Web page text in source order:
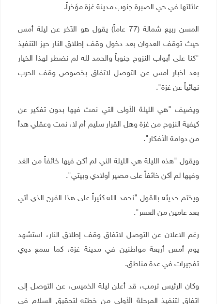
عائلتها في حي الصبرة جنوب مدينة غزة مؤخراً.
المسن ربيع شمالة (77 عاماً) يقول هو الآخر عن ليلة أمس
حيث توقف العدوان بعد دخول وقف إطلاق النار حيز التنفيذ
"كنا على أبواب النزوح جنوباً والحمد لله لم نضطر لهذا الخيار
بعد أخبار أمس عن التوصل لاتفاق بخصوص وقف الحرب
نهائياً عن غزة".
ويضيف "هي الليلة الأولى التي نمت فيها بدون تفكير عن
كيفية النزوح من غزة وهل القرار سليم أم لا، نمت وعقلي هدأ
من دوامة الأفكار".
ويقول "هذه الليلة هي الليلة الني لم أكن فيها خائفاً من الغد
وفيها لم أكن خائفاً على مصير أولادي وبيتي".
ويختم حديثه بالقول "نحمد الله كثيراً على هذا الفرج الذي أتي
بعد عامين من العسر".
رغم الاعلان عن التوصل لاتفاق وقف إطلاق النار، استشهد
يوم أمس أربعة مواطنين في مدينة غزة، كما سمع دوي
تفجيرات في عدة مناطق.
وكان الرئيس ترمب، قد أعلن ليلة الخميس، عن التوصل إلى
اتفاق لتنفيذ المرحلة الأولى من خطته لتحقيق السلام في